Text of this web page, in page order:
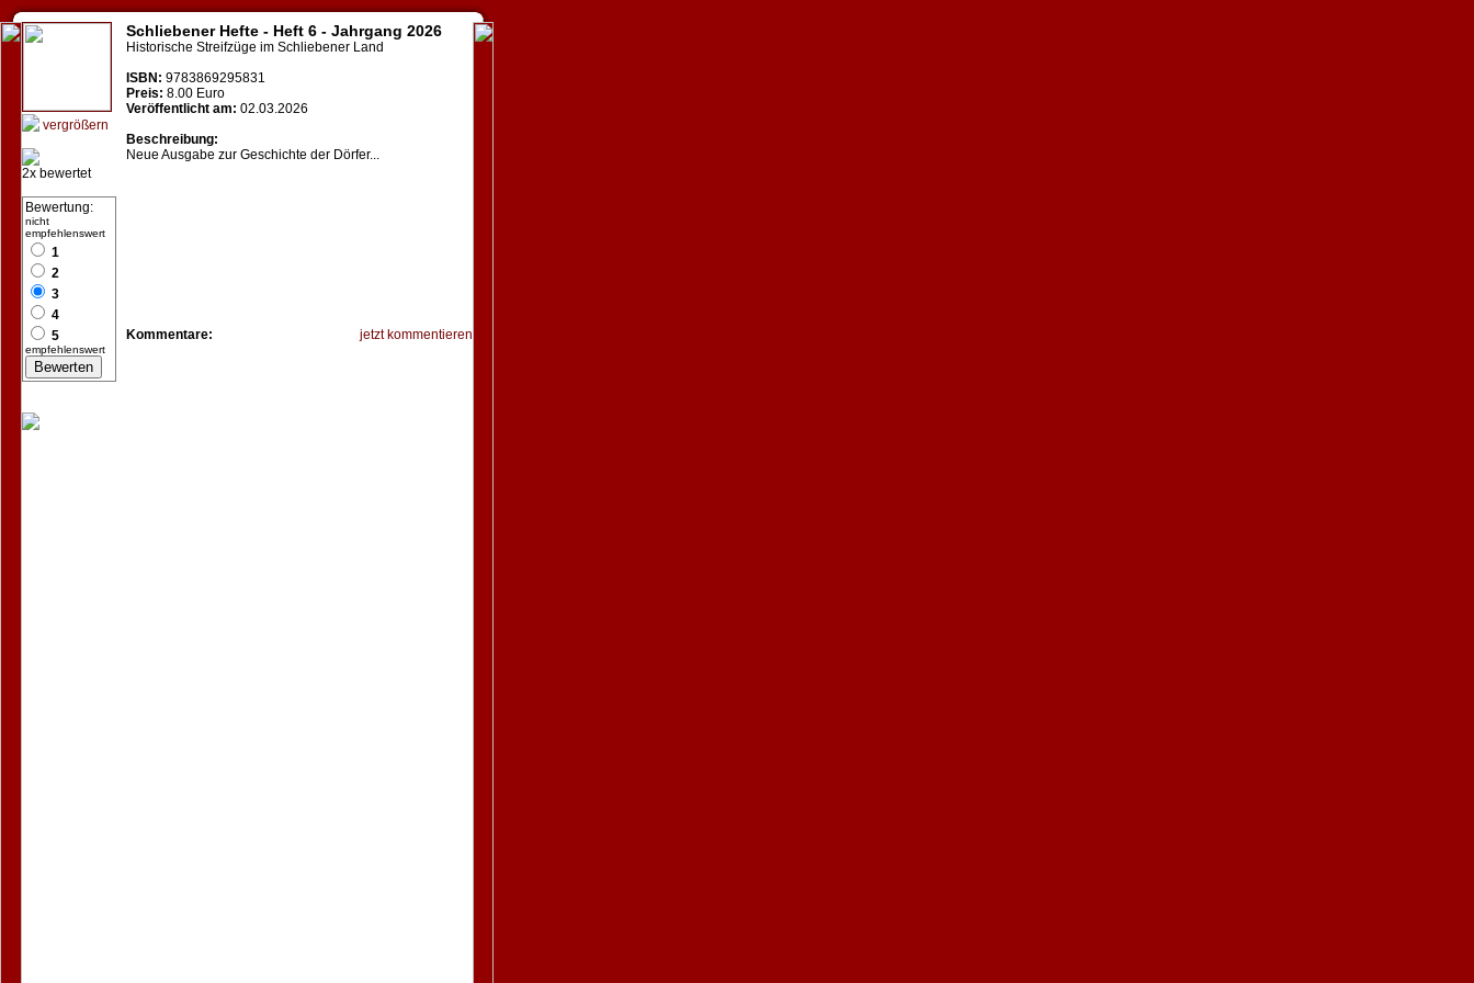
vergrößern
2x bewertet
Bewertung:
nicht
empfehlenswert
1
2
3
4
5
empfehlenswert
Schliebener Hefte - Heft 6 - Jahrgang 2026
Historische Streifzüge im Schliebener Land
ISBN: 9783869295831
Preis: 8.00 Euro
Veröffentlicht am: 02.03.2026
Beschreibung:
Neue Ausgabe zur Geschichte der Dörfer...
Kommentare: jetzt kommentieren